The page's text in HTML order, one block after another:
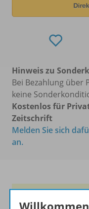
Hinweis zu
Bei Bezahlung über
keine
Kostenlos für
Zeitschrift
Melden Sie sich
an.